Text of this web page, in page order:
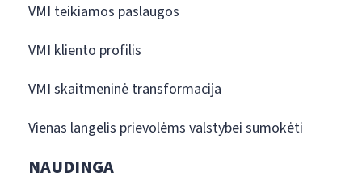
VMI teikiamos paslaugos
VMI kliento profilis
VMI skaitmeninė transformacija
Vienas langelis prievolėms valstybei sumokėti
NAUDINGA